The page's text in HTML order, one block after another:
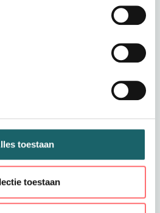
toestaan
toestaan
stretch
man is getailleerd en heeft
Het stretch-materiaal, dat
is, maakt het overhemd
perfect geschikt voor